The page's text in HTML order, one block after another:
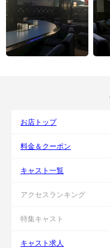
お店トップ
料金＆クーポン
キャスト一覧
アクセスランキング
特集キャスト
キャスト求人